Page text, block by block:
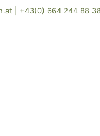
+43(0) 664 244 88